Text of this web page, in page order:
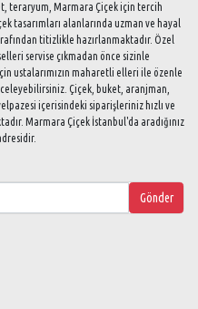
teraryum, Marmara Çiçek için tercih
tasarımları alanlarında uzman ve hayal
titizlikle hazırlanmaktadır. Özel
servise çıkmadan önce sizinle
ustalarımızın maharetli elleri ile özenle
Çiçek, buket, aranjman,
içerisindeki siparişleriniz hızlı ve
Marmara Çiçek İstanbul'da aradığınız
Gönder